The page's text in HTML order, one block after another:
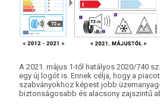
A 2021. május 1-től hatályos 2020/740
egy új logót is. Ennek célja, hogy a
szabványokhoz képest jobb
biztonságosabb és alacsony zajszintű